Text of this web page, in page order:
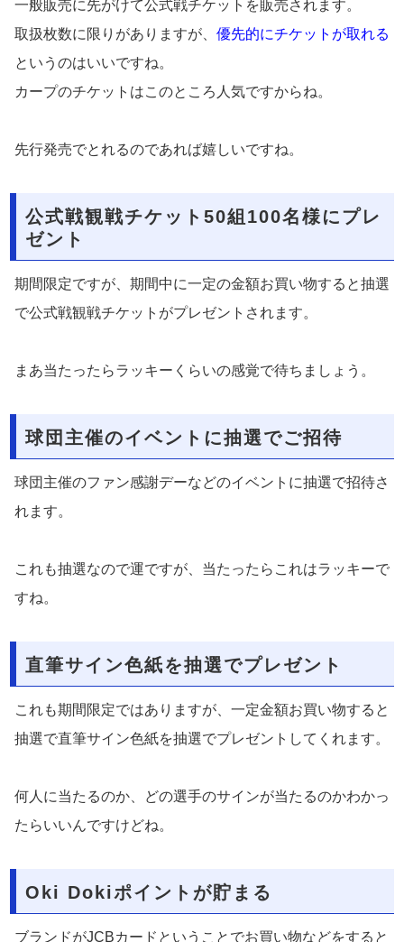
一般販売に先がけて公式戦チケットを販売されます。
取扱枚数に限りがありますが、 優先的にチケットが取れる
というのはいいですね。
カープのチケットはこのところ人気ですからね。
先行発売でとれるのであれば嬉しいですね。
公式戦観戦チケット50組100名様にプレ
ゼント
期間限定ですが、期間中に一定の金額お買い物すると抽選
で公式戦観戦チケットがプレゼントされます。
まあ当たったらラッキーくらいの感覚で待ちましょう。
球団主催のイベントに抽選でご招待
球団主催のファン感謝デーなどのイベントに抽選で招待さ
れます。
これも抽選なので運ですが、当たったらこれはラッキーで
すね。
直筆サイン色紙を抽選でプレゼント
これも期間限定ではありますが、一定金額お買い物すると
抽選で直筆サイン色紙を抽選でプレゼントしてくれます。
何人に当たるのか、どの選手のサインが当たるのかわかっ
たらいいんですけどね。
Oki Dokiポイントが貯まる
ブランドがJCBカードということでお買い物などをすると